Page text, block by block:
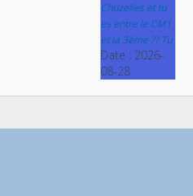
Chuzelles et tu
es entre le CM1
et la 3ème ?? Tu
Date : 2026-
08-28